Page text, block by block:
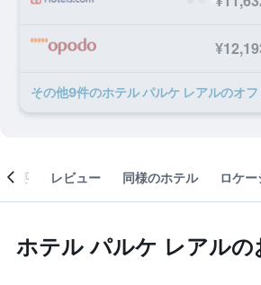
その他9​件のホテル パルケ レアルのオ
概要 レビュー 同様のホテル ロケ
ホテル パルケ レアルの